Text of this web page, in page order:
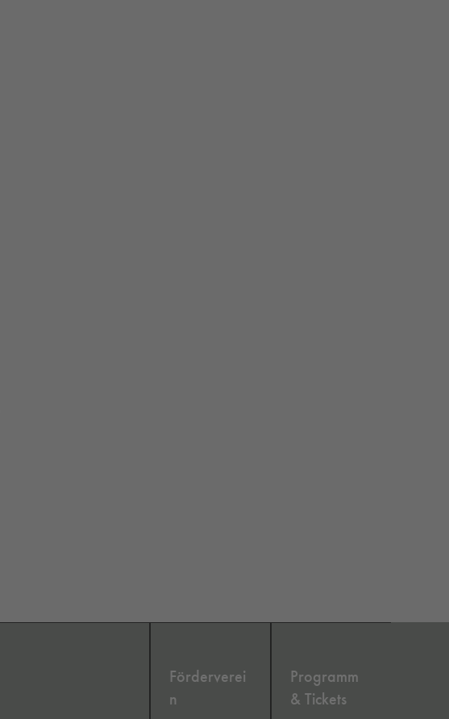
Förderverei
n
Programm
& Tickets